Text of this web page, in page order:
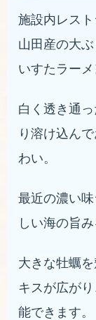
施設内レスト
山田産の大
いすたラーメ
白く透き通
り溶け込ん
わい。
最近の濃い
しい海の旨
大きな牡蠣
キスが広が
能できます。